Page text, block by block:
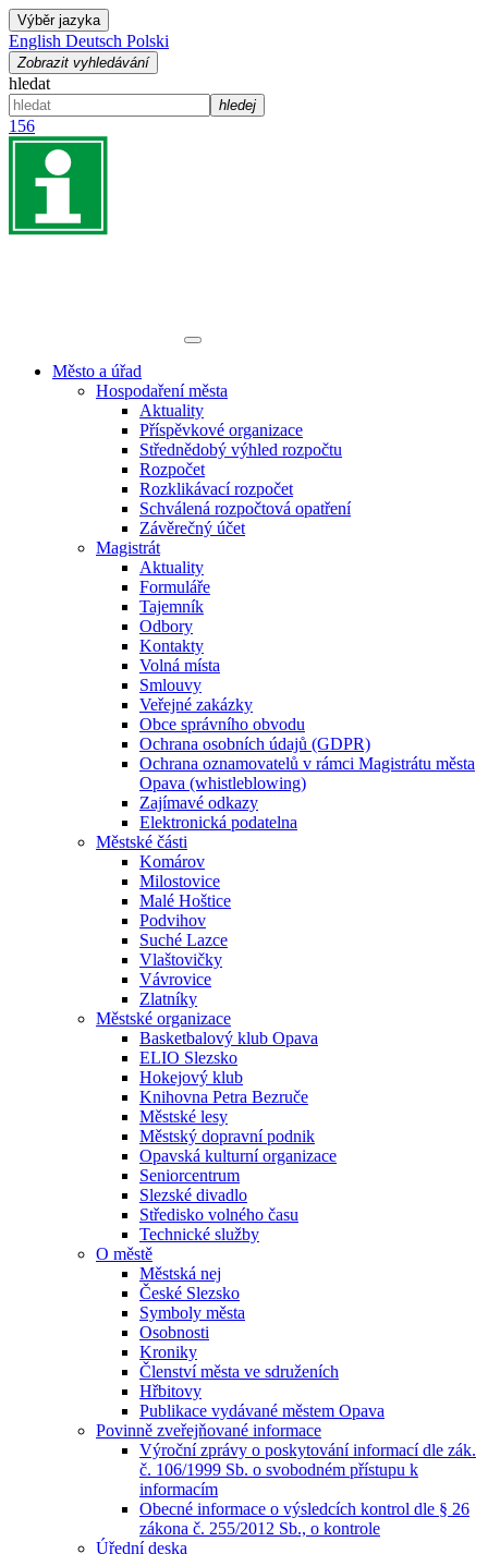
Výběr jazyka
English Deutsch Polski
Zobrazit vyhledávání
hledat
hledej
156
Město a úřad
Hospodaření města
Aktuality
Příspěvkové organizace
Střednědobý výhled rozpočtu
Rozpočet
Rozklikávací rozpočet
Schválená rozpočtová opatření
Závěrečný účet
Magistrát
Aktuality
Formuláře
Tajemník
Odbory
Kontakty
Volná místa
Smlouvy
Veřejné zakázky
Obce správního obvodu
Ochrana osobních údajů (GDPR)
Ochrana oznamovatelů v rámci Magistrátu města
Opava (whistleblowing)
Zajímavé odkazy
Elektronická podatelna
Městské části
Komárov
Milostovice
Malé Hoštice
Podvihov
Suché Lazce
Vlaštovičky
Vávrovice
Zlatníky
Městské organizace
Basketbalový klub Opava
ELIO Slezsko
Hokejový klub
Knihovna Petra Bezruče
Městské lesy
Městský dopravní podnik
Opavská kulturní organizace
Seniorcentrum
Slezské divadlo
Středisko volného času
Technické služby
O městě
Městská nej
České Slezsko
Symboly města
Osobnosti
Kroniky
Členství města ve sdruženích
Hřbitovy
Publikace vydávané městem Opava
Povinně zveřejňované informace
Výroční zprávy o poskytování informací dle zák.
č. 106/1999 Sb. o svobodném přístupu k
informacím
Obecné informace o výsledcích kontrol dle § 26
zákona č. 255/2012 Sb., o kontrole
Úřední deska